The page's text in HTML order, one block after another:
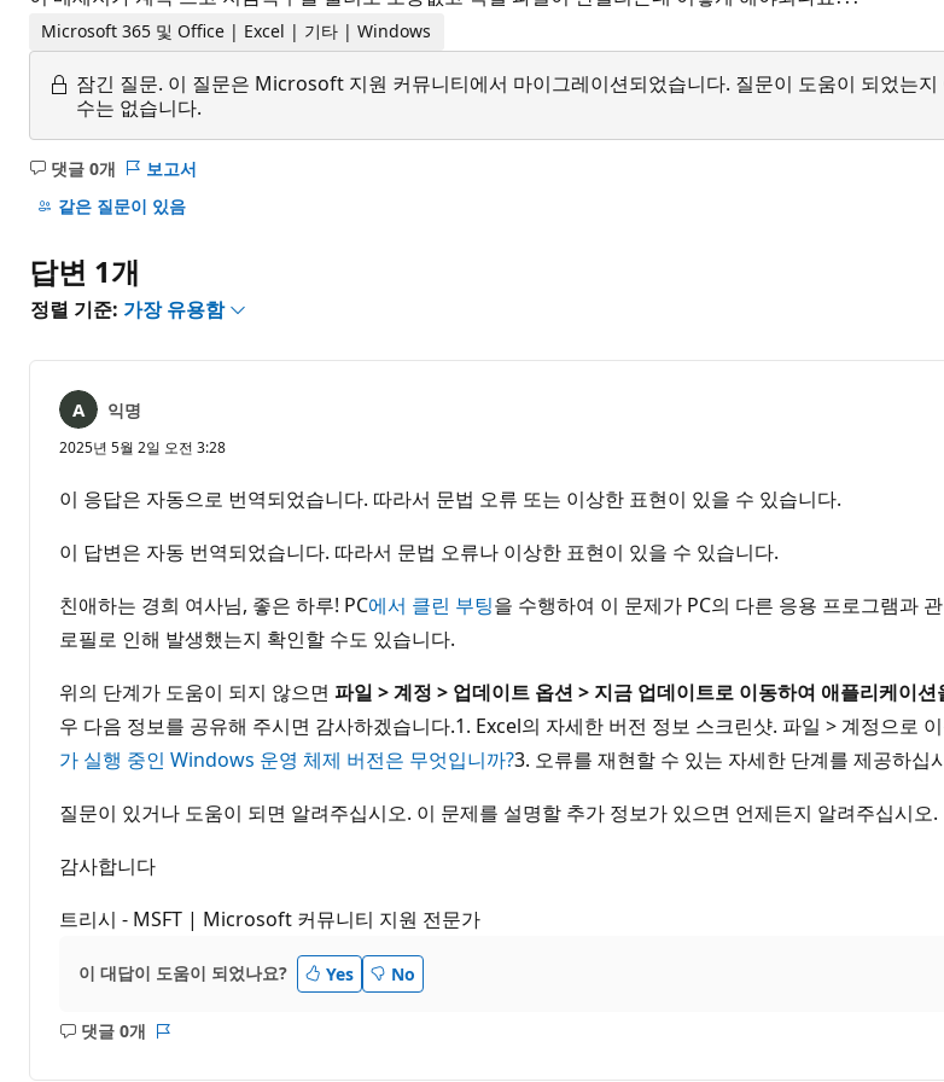
Microsoft 365 및 Office | Excel | 기타 | Windows
잠긴 질문. 이 질문은 Microsoft 지원 커뮤니티에서 마이그레이션되었습니다. 질문이 도움이 되었는
수는 없습니다.
댓글 0개
설
명
음
보고서
같은 질문이 있음
답변 1개
정렬 기준: 가장 유용함
익명
2025년 5월 2일 오전 3:28
이 응답은 자동으로 번역되었습니다. 따라서 문법 오류 또는 이상한 표현이 있을 수 있습니다.
이 답변은 자동 번역되었습니다. 따라서 문법 오류나 이상한 표현이 있을 수 있습니다.
친애하는 경희 여사님, 좋은 하루! PC에서 클린 부팅을 수행하여 이 문제가 PC의 다른 응용 프로그램과
로필로 인해 발생했는지 확인할 수도 있습니다.
위의 단계가 도움이 되지 않으면 파일 > 계정 > 업데이트 옵션 > 지금 업데이트로 이동하여 애플리케이
우 다음 정보를 공유해 주시면 감사하겠습니다.1. Excel의 자세한 버전 정보 스크린샷. 파일 > 계정으로
가 실행 중인 Windows 운영 체제 버전은 무엇입니까?3. 오류를 재현할 수 있는 자세한 단계를 제공하십
질문이 있거나 도움이 되면 알려주십시오. 이 문제를 설명할 추가 정보가 있으면 언제든지 알려주십시오.
감사합니다
트리시 - MSFT | Microsoft 커뮤니티 지원 전문가
이 대답이 도움이 되었나요? Yes No
댓글 0개
설